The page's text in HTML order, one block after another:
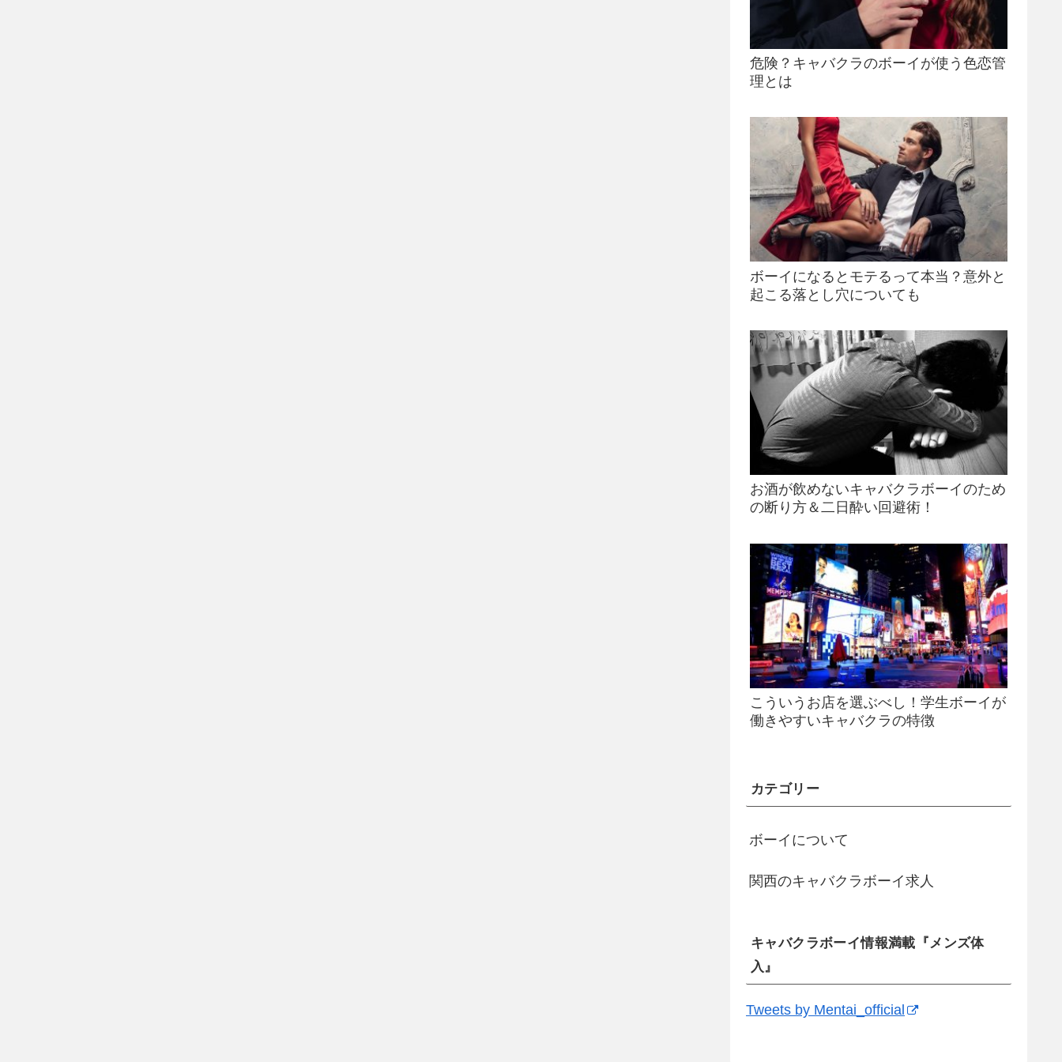
危険？キャバクラのボーイが使う色恋管
理とは
ボーイになるとモテるって本当？意外と
起こる落とし穴についても
お酒が飲めないキャバクラボーイのため
の断り方＆二日酔い回避術！
こういうお店を選ぶべし！学生ボーイが
働きやすいキャバクラの特徴
カテゴリー
ボーイについて
関西のキャバクラボーイ求人
キャバクラボーイ情報満載『メンズ体
入』
Tweets by Mentai_official